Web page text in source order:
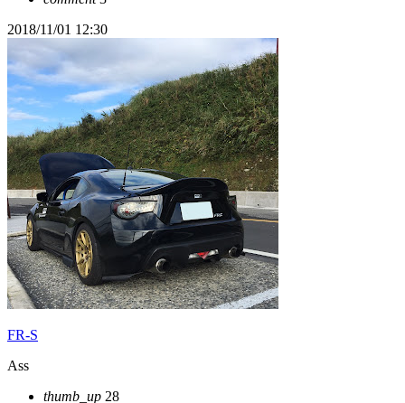
2018/11/01 12:30
FR-S
Ass
thumb_up 28